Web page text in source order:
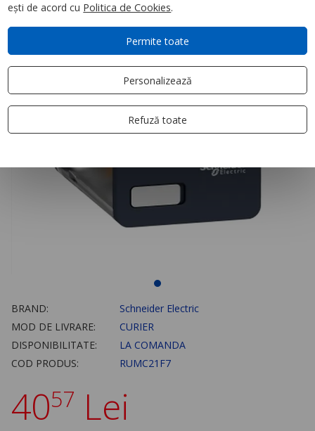
BRAND:
Schneider Electric
MOD DE LIVRARE:
CURIER
DISPONIBILITATE:
LA COMANDA
COD PRODUS:
RUMC21F7
4057 Lei
ești de acord cu Politica de Cookies.
Permite toate
Personalizează
Refuză toate